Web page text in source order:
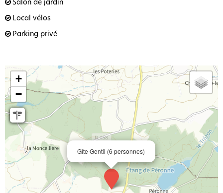
Local vélos
Parking privé
Gîte Gentil (6 personnes)
+
−